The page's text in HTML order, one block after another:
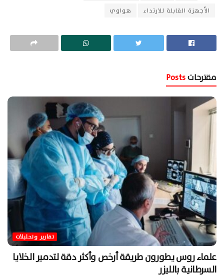
الأجهزة القابلة للارتداء
هواوي
مقترحات
تقارير وتحليلات
علماء روس يطورون طريقة أرخص وأكثر دقة لتدمير الخلايا
السرطانية بالليزر